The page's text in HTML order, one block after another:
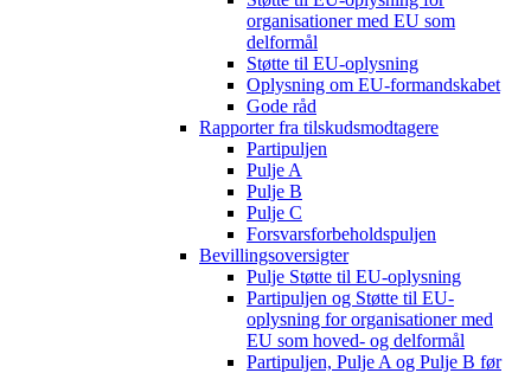
organisationer med EU som
delformål
Støtte til EU-oplysning
Oplysning om EU-formandskabet
Gode råd
Rapporter fra tilskudsmodtagere
Partipuljen
Pulje A
Pulje B
Pulje C
Forsvarsforbeholdspuljen
Bevillingsoversigter
Pulje Støtte til EU-oplysning
Partipuljen og Støtte til EU-
oplysning for organisationer med
EU som hoved- og delformål
Partipuljen, Pulje A og Pulje B før